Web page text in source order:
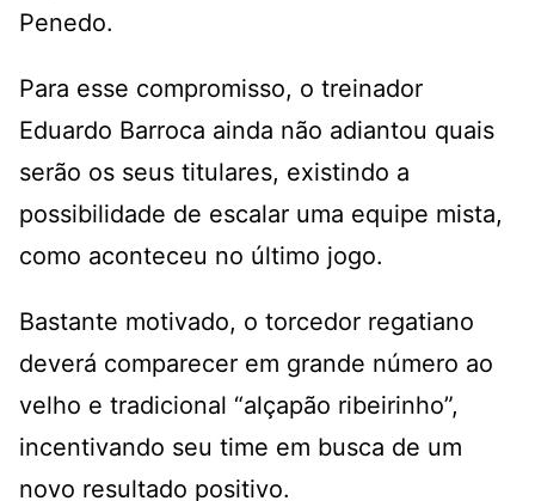
Penedo.
Para esse compromisso, o treinador
Eduardo Barroca ainda não adiantou quais
serão os seus titulares, existindo a
possibilidade de escalar uma equipe mista,
como aconteceu no último jogo.
Bastante motivado, o torcedor regatiano
deverá comparecer em grande número ao
velho e tradicional “alçapão ribeirinho”,
incentivando seu time em busca de um
novo resultado positivo.